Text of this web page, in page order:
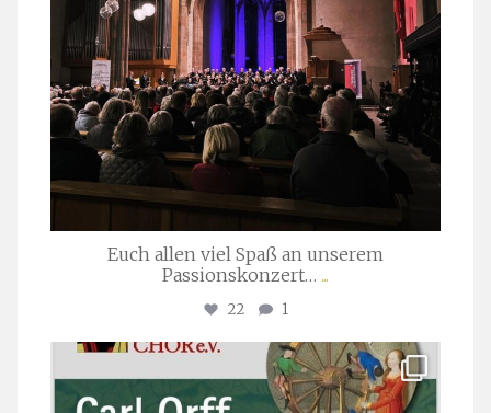
Euch allen viel Spaß an unserem
Passionskonzert… ...
22 1
stuttgarter_oratorienchor
Juli 22